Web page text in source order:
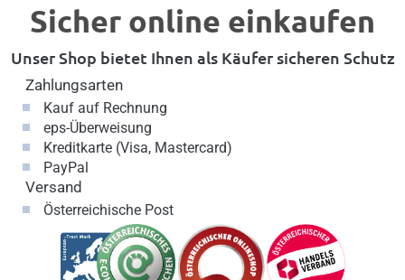
Sicher online einkaufen
Unser Shop bietet Ihnen als Käufer sicheren Schutz
Zahlungsarten
Kauf auf Rechnung
eps-Überweisung
Kreditkarte (Visa, Mastercard)
PayPal
Versand
Österreichische Post